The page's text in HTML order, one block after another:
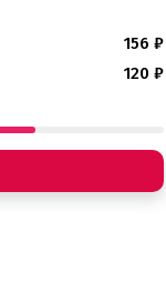
156 ₽
120 ₽